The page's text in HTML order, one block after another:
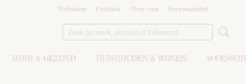
Webshop Contact Over ons Voorwaarden
MOOI & GEZOND HUISHOUDEN & WONEN